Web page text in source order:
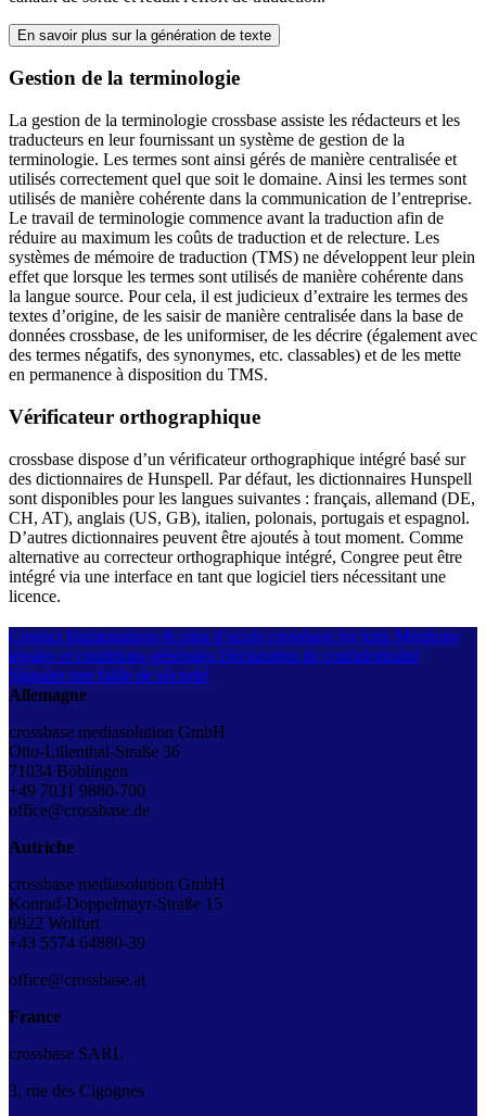
En savoir plus sur la génération de texte
Gestion de la terminologie
La gestion de la terminologie crossbase assiste les rédacteurs et les
traducteurs en leur fournissant un système de gestion de la
terminologie. Les termes sont ainsi gérés de manière centralisée et
utilisés correctement quel que soit le domaine. Ainsi les termes sont
utilisés de manière cohérente dans la communication de l’entreprise.
Le travail de terminologie commence avant la traduction afin de
réduire au maximum les coûts de traduction et de relecture. Les
systèmes de mémoire de traduction (TMS) ne développent leur plein
effet que lorsque les termes sont utilisés de manière cohérente dans
la langue source. Pour cela, il est judicieux d’extraire les termes des
textes d’origine, de les saisir de manière centralisée dans la base de
données crossbase, de les uniformiser, de les décrire (également avec
des termes négatifs, des synonymes, etc. classables) et de les mette
en permanence à disposition du TMS.
Vérificateur orthographique
crossbase dispose d’un vérificateur orthographique intégré basé sur
des dictionnaires de Hunspell. Par défaut, les dictionnaires Hunspell
sont disponibles pour les langues suivantes : français, allemand (DE,
CH, AT), anglais (US, GB), italien, polonais, portugais et espagnol.
D’autres dictionnaires peuvent être ajoutés à tout moment. Comme
alternative au correcteur orthographique intégré, Congree peut être
intégré via une interface en tant que logiciel tiers nécessitant une
licence.
Contact Implantations & plan d’accès crossbase for kids Mentions
légales et conditions générales Déclaration de confidentialité
Signaler une faille de sécurité
Allemagne
crossbase mediasolution GmbH
Otto-Lilienthal-Straße 36
71034 Böblingen
+49 7031 9880-700
office@crossbase.de
Autriche
crossbase mediasolution GmbH
Konrad-Doppelmayr-Straße 15
6922 Wolfurt
+43 5574 64880-39
office@crossbase.at
France
crossbase SARL
3, rue des Cigognes